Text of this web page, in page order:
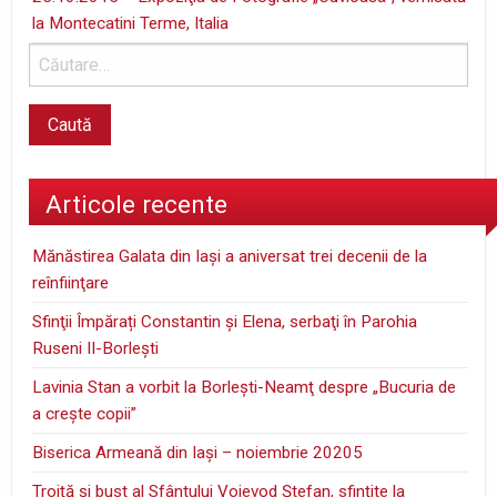
la Montecatini Terme, Italia
Articole recente
Mănăstirea Galata din Iaşi a aniversat trei decenii de la
reînfiinţare
Sfinţii Împărați Constantin și Elena, serbaţi în Parohia
Ruseni II-Borleşti
Lavinia Stan a vorbit la Borleşti-Neamţ despre „Bucuria de
a creşte copii”
Biserica Armeană din Iași – noiembrie 20205
Troiţă şi bust al Sfântului Voievod Ştefan, sfinţite la